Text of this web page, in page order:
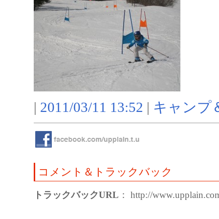
| 2011/03/11 13:52 | キャンプ
コメント＆トラックバック
トラックバックURL ： http://